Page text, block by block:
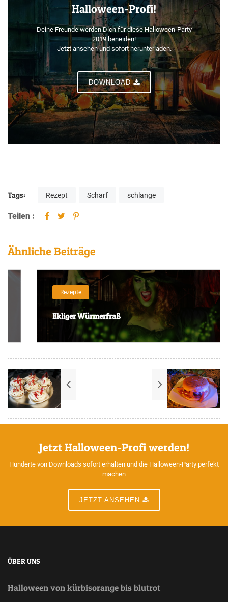
Halloween-Profi!
Deine Freunde werden Dich für diese Halloween-Party
2019 beneiden!
Jetzt ansehen und sofort herunterladen.
DOWNLOAD
Tags: Rezept Scharf schlange
Teilen :
Ähnliche Beiträge
Ekliger Würmerfraß
Jetzt Halloween-Profi werden!
Hunderte von Downloads sofort erhalten und die Halloween-Party perfekt
machen
JETZT ANSEHEN
ÜBER UNS
Halloween von kürbisorange bis blutrot